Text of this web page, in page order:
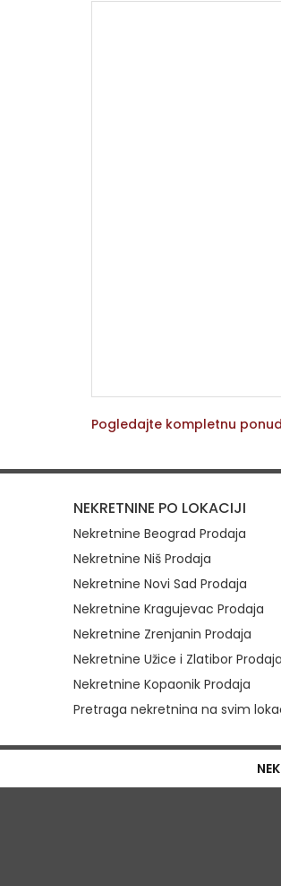
Pogledajte kompletnu
NEKRETNINE PO LOKACIJI
Nekretnine Beograd Prodaja
Nekretnine Niš Prodaja
Nekretnine Novi Sad Prodaja
Nekretnine Kragujevac Prodaja
Nekretnine Zrenjanin Prodaja
Nekretnine Užice i Zlatibor Prodaja
Nekretnine Kopaonik Prodaja
Pretraga nekretnina na svim